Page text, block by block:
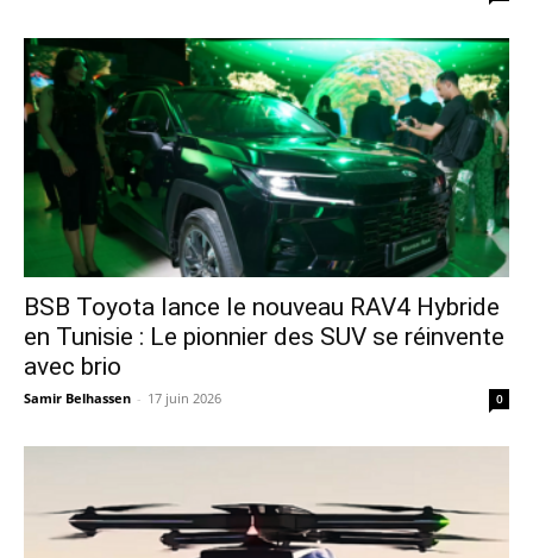
​BSB Toyota lance le nouveau RAV4 Hybride
en Tunisie : Le pionnier des SUV se réinvente
avec brio
Samir Belhassen - 17 juin 2026 0